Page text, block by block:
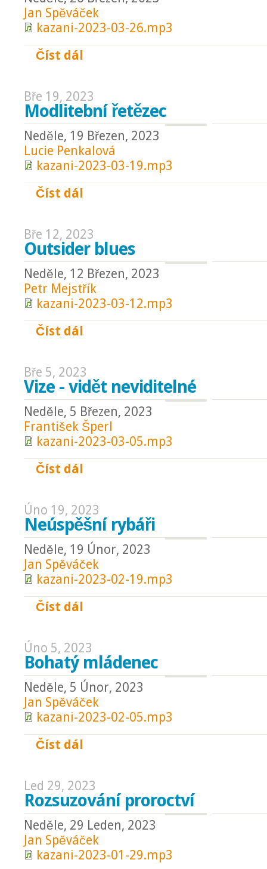
Jan Spěváček
kazani-2023-03-26.mp3
Číst dál
Bře 19, 2023
Modlitební řetězec
Neděle, 19 Březen, 2023
Lucie Penkalová
kazani-2023-03-19.mp3
Číst dál
Bře 12, 2023
Outsider blues
Neděle, 12 Březen, 2023
Petr Mejstřík
kazani-2023-03-12.mp3
Číst dál
Bře 5, 2023
Vize - vidět neviditelné
Neděle, 5 Březen, 2023
František Šperl
kazani-2023-03-05.mp3
Číst dál
Úno 19, 2023
Neúspěšní rybáři
Neděle, 19 Únor, 2023
Jan Spěváček
kazani-2023-02-19.mp3
Číst dál
Úno 5, 2023
Bohatý mládenec
Neděle, 5 Únor, 2023
Jan Spěváček
kazani-2023-02-05.mp3
Číst dál
Led 29, 2023
Rozsuzování proroctví
Neděle, 29 Leden, 2023
Jan Spěváček
kazani-2023-01-29.mp3